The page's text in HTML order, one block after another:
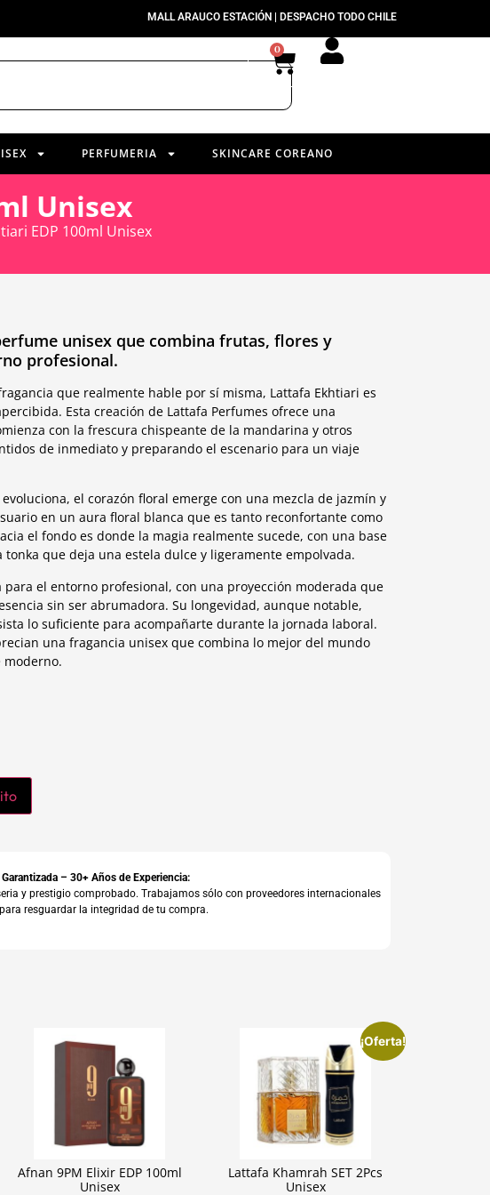
MALL ARAUCO ESTACIÓN | DESPACHO TODO CHILE
0
PERFUMERIA SKINCARE COREANO
Unisex
EDP 100ml Unisex
unisex que combina frutas, flores y
profesional.
que realmente hable por sí misma, Lattafa Ekhtiari es
Esta creación de Lattafa Perfumes ofrece una
con la frescura chispeante de la mandarina y otros
de inmediato y preparando el escenario para un viaje
el corazón floral emerge con una mezcla de jazmín y
en un aura floral blanca que es tanto reconfortante como
el fondo es donde la magia realmente sucede, con una base
que deja una estela dulce y ligeramente empolvada.
para el entorno profesional, con una proyección moderada que
sin ser abrumadora. Su longevidad, aunque notable,
lo suficiente para acompañarte durante la jornada laboral.
una fragancia unisex que combina lo mejor del mundo
moderno.
– 30+ Años de Experiencia:
y prestigio comprobado. Trabajamos sólo con proveedores internacionales
resguardar la integridad de tu compra.
Afnan 9PM Elixir EDP 100ml
Unisex
¡Oferta!
Lattafa Khamrah SET 2Pcs
Unisex